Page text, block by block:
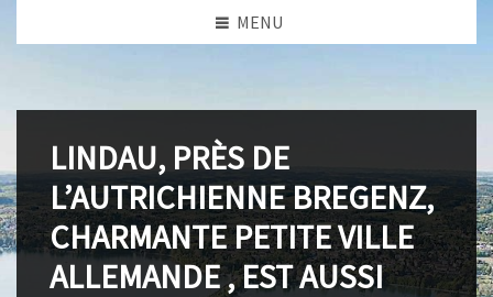
MENU
LINDAU, PRÈS DE
L’AUTRICHIENNE BREGENZ,
CHARMANTE PETITE VILLE
ALLEMANDE , EST AUSSI